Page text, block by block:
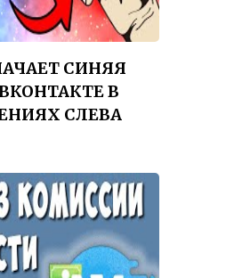
СИНЯЯ
В
СЛЕВА